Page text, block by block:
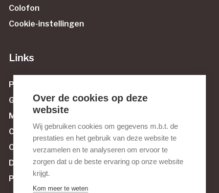
Colofon
Cookie-instellingen
Links
Protestantse Gemeente Maassluis
Govert van Wijnstichting
Muziek tussen Maas en Sluis
Culturele Raad Maassluis
Orgelnieuws.nl
De Orgelvriend
Pels & Van Leeuwen Kerkorgelbouw
Over de cookies op deze
website
Wij gebruiken cookies om gegevens m.b.t. de
prestaties en het gebruik van deze website te
verzamelen en te analyseren om ervoor te
zorgen dat u de beste ervaring op onze website
krijgt.
Kom meer te weten